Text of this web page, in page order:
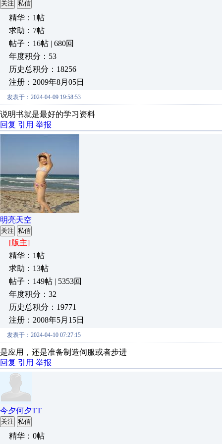
关注 私信
精华：1帖
求助：7帖
帖子：16帖 | 680回
年度积分：53
历史总积分：18256
注册：2009年8月05日
发表于：2024-04-09 19:58:53
说明书就是最好的学习资料
回复 引用 举报
明亮天空
关注 私信
[版主]
精华：1帖
求助：13帖
帖子：149帖 | 5353回
年度积分：32
历史总积分：19771
注册：2008年5月15日
发表于：2024-04-10 07:27:15
是应用，还是准备制造伺服或者步进
回复 引用 举报
今夕何夕TT
关注 私信
精华：0帖